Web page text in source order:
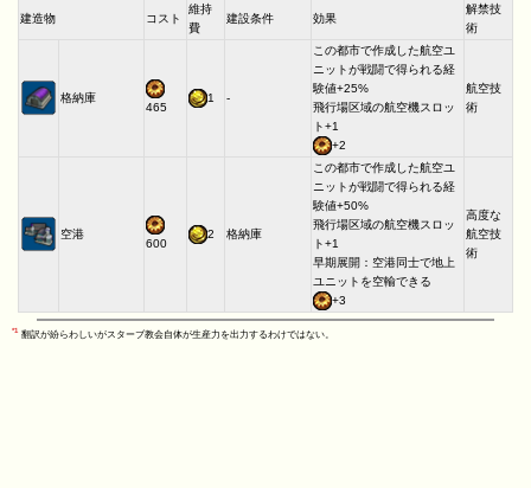
建造物 コスト
維持
費
建設条件 効果
解禁技
術
格納庫
465
1 -
この都市で作成した航空ユ
ニットが戦闘で得られる経
験値+25%
飛行場区域の航空機スロッ
ト+1
+2
航空技
術
空港
600
2 格納庫
この都市で作成した航空ユ
ニットが戦闘で得られる経
験値+50%
飛行場区域の航空機スロッ
ト+1
早期展開：空港同士で地上
ユニットを空輸できる
+3
高度な
航空技
術
*1 翻訳が紛らわしいがスターブ教会自体が生産力を出力するわけではない。